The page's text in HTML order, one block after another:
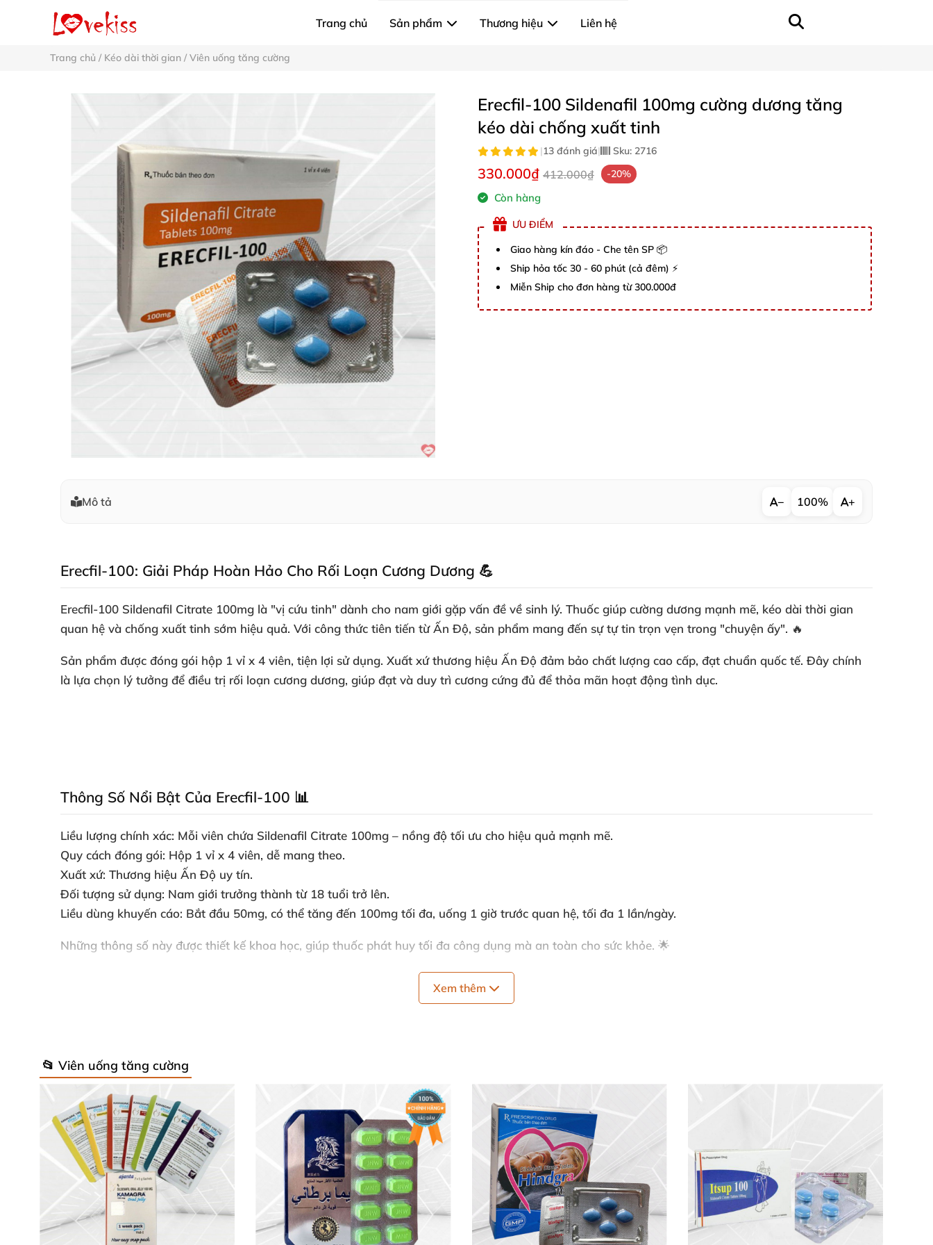
Trang chủ Sản phẩm Thương hiệu Liên hệ
Trang chủ / Kéo dài thời gian / Viên uống tăng cường
Erecfil-100 Sildenafil 100mg cường dương tăng
kéo dài chống xuất tinh
|13 đánh giá| Sku: 2716
330.000₫ 412.000₫ -20%
Còn hàng
ƯU ĐIỂM
Giao hàng kín đáo - Che tên SP 📦
Ship hỏa tốc 30 - 60 phút (cả đêm) ⚡
Miễn Ship cho đơn hàng từ 300.000đ
Mô tả − 100% +
Erecfil-100: Giải Pháp Hoàn Hảo Cho Rối Loạn Cương Dương 💪
Erecfil-100 Sildenafil Citrate 100mg là "vị cứu tinh" dành cho nam giới gặp vấn đề về sinh lý. Thuốc giúp cường dương mạnh mẽ, kéo dài thời gian
quan hệ và chống xuất tinh sớm hiệu quả. Với công thức tiên tiến từ Ấn Độ, sản phẩm mang đến sự tự tin trọn vẹn trong "chuyện ấy". 🔥
Sản phẩm được đóng gói hộp 1 vỉ x 4 viên, tiện lợi sử dụng. Xuất xứ thương hiệu Ấn Độ đảm bảo chất lượng cao cấp, đạt chuẩn quốc tế. Đây chính
là lựa chọn lý tưởng để điều trị rối loạn cương dương, giúp đạt và duy trì cương cứng đủ để thỏa mãn hoạt động tình dục.
Thông Số Nổi Bật Của Erecfil-100 📊
Liều lượng chính xác: Mỗi viên chứa Sildenafil Citrate 100mg – nồng độ tối ưu cho hiệu quả mạnh mẽ.
Quy cách đóng gói: Hộp 1 vỉ x 4 viên, dễ mang theo.
Xuất xứ: Thương hiệu Ấn Độ uy tín.
Đối tượng sử dụng: Nam giới trưởng thành từ 18 tuổi trở lên.
Liều dùng khuyến cáo: Bắt đầu 50mg, có thể tăng đến 100mg tối đa, uống 1 giờ trước quan hệ, tối đa 1 lần/ngày.
Những thông số này được thiết kế khoa học, giúp thuốc phát huy tối đa công dụng mà an toàn cho sức khỏe. 🌟
Cơ Chế Tác Dụng Khoa Học Của Thuốc Cường Dương 🚀
cương cứng vững chắc và kéo dài. 💥
Thuốc không tự tạo cương mà cần sự kích thích tự nhiên, đảm bảo an toàn và hiệu quả thực sự. Đây là bí quyết giúp hàng ngàn quý ông
xuất tinh sớmvàrối loạn chức năng cương. Sử dụng đường uống đơn giản, hấp thu nhanh chóng chỉ sau 1 giờ.
Hướng Dẫn Sử Dụng Erecfil-100 An Toàn & Hiệu Quả 🛡️
Uống viên thuốc nguyên chất với nước, tránh nghiền nát.Liều khởi đầu 50mg
cho hầu hết người dùng, điều chỉnh dựa trên phản ứng cơ thể lên đến
100mg
. Không vượt quá 1 lần/ngày để tránh tác dụng phụ.
Xem thêm
📂 Viên uống tăng cường